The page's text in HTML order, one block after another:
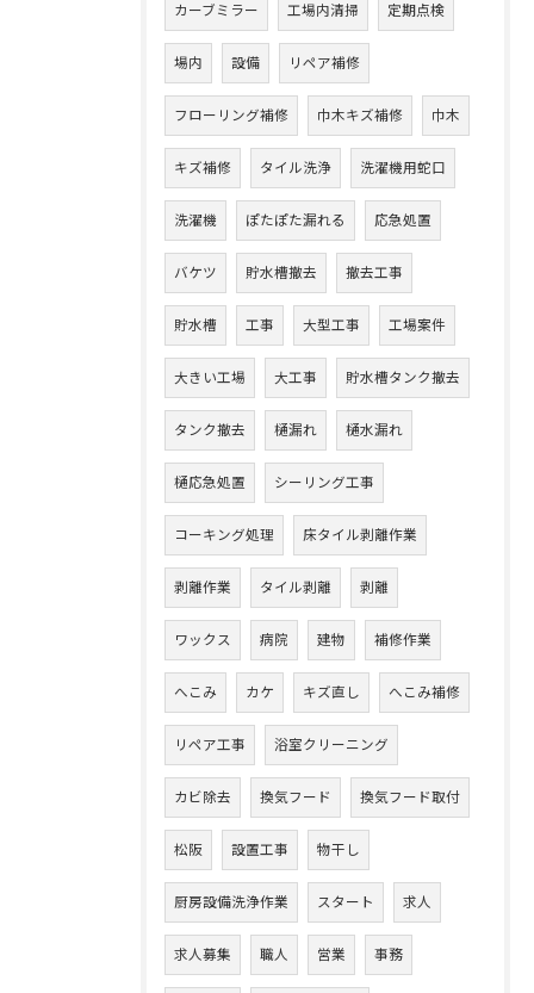
カーブミラー 工場内清掃 定期点検
場内 設備 リペア補修
フローリング補修 巾木キズ補修 巾木
キズ補修 タイル洗浄 洗濯機用蛇口
洗濯機 ぽたぽた漏れる 応急処置
バケツ 貯水槽撤去 撤去工事
貯水槽 工事 大型工事 工場案件
大きい工場 大工事 貯水槽タンク撤去
タンク撤去 樋漏れ 樋水漏れ
樋応急処置 シーリング工事
コーキング処理 床タイル剥離作業
剥離作業 タイル剥離 剥離
ワックス 病院 建物 補修作業
へこみ カケ キズ直し へこみ補修
リペア工事 浴室クリーニング
カビ除去 換気フード 換気フード取付
松阪 設置工事 物干し
厨房設備洗浄作業 スタート 求人
求人募集 職人 営業 事務